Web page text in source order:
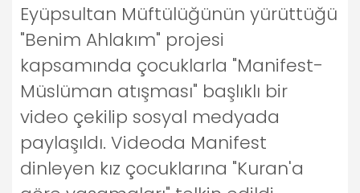
Eyüpsultan Müftülüğünün yürüttüğü
"Benim Ahlakım" projesi
kapsamında çocuklarla "Manifest-
Müslüman atışması" başlıklı bir
video çekilip sosyal medyada
paylaşıldı. Videoda Manifest
dinleyen kız çocuklarına "Kuran'a